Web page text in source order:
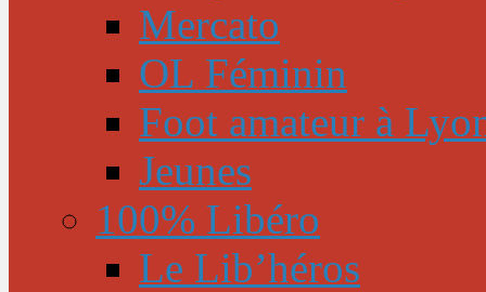
Mercato
OL Féminin
Foot amateur à
Jeunes
100% Libéro
Le Lib’héros